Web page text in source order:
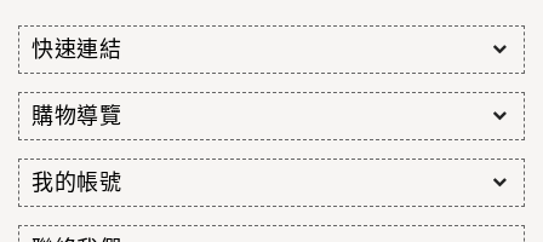
快速連結
購物導覽
我的帳號